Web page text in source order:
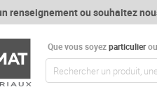
renseignement ou souhaitez
Que vous soyezparticulierou